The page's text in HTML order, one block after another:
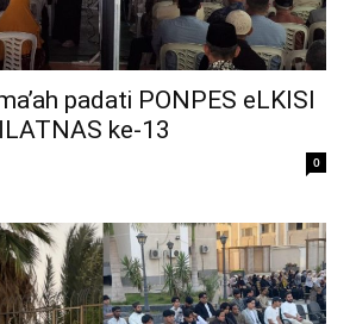
padati PONPES eLKISI
ke-13
0